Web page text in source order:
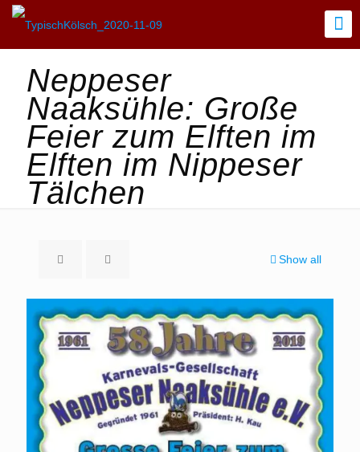
Neppeser
Naaksühle: Große
Feier zum Elften im
Elften im Nippeser
Tälchen
Show all